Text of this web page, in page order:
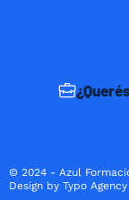
© 2024 - Azul
Design by Typo Agency